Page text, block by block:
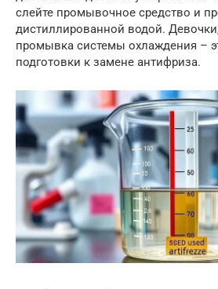
слейте промывочное средство и
дистиллированной водой.
промывка системы охлаждения –
подготовки к замене антифриза.